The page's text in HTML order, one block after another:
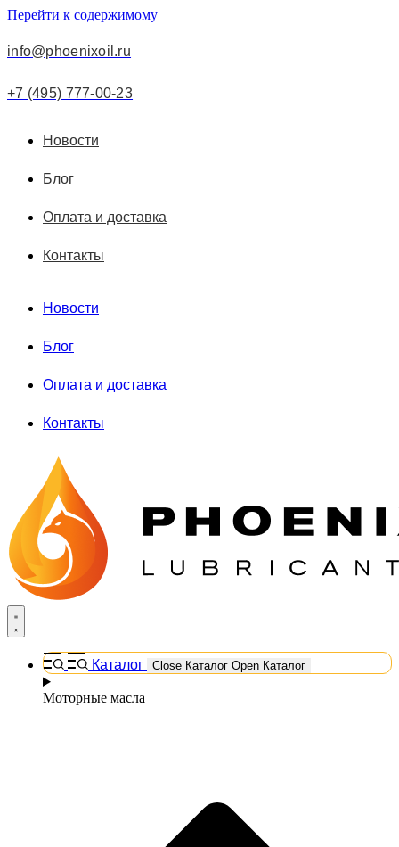
Перейти к содержимому
info@phoenixoil.ru
+7 (495) 777-00-23
Новости
Блог
Оплата и доставка
Контакты
Новости
Блог
Оплата и доставка
Контакты
Каталог Close Каталог Open Каталог
Моторные масла